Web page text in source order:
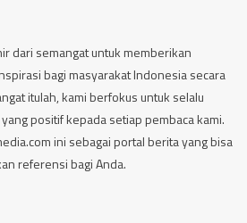
dari semangat untuk memberikan
bagi masyarakat Indonesia secara
itulah, kami berfokus untuk selalu
positif kepada setiap pembaca kami.
ini sebagai portal berita yang bisa
referensi bagi Anda.